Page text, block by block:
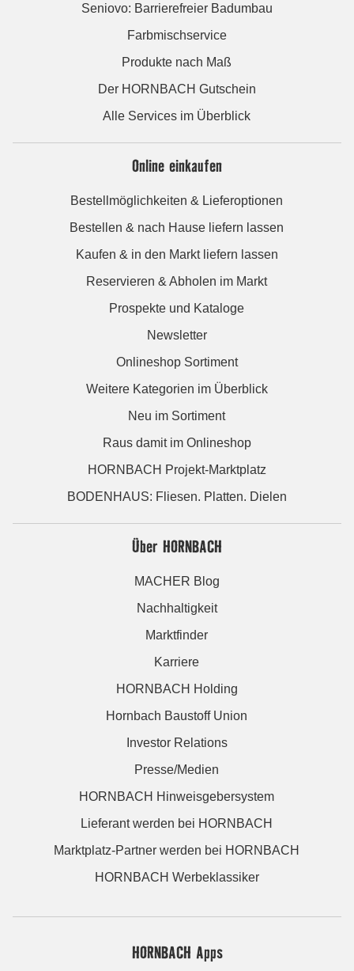
Seniovo: Barrierefreier Badumbau
Farbmischservice
Produkte nach Maß
Der HORNBACH Gutschein
Alle Services im Überblick
Online einkaufen
Bestellmöglichkeiten & Lieferoptionen
Bestellen & nach Hause liefern lassen
Kaufen & in den Markt liefern lassen
Reservieren & Abholen im Markt
Prospekte und Kataloge
Newsletter
Onlineshop Sortiment
Weitere Kategorien im Überblick
Neu im Sortiment
Raus damit im Onlineshop
HORNBACH Projekt-Marktplatz
BODENHAUS: Fliesen. Platten. Dielen
Über HORNBACH
MACHER Blog
Nachhaltigkeit
Marktfinder
Karriere
HORNBACH Holding
Hornbach Baustoff Union
Investor Relations
Presse/Medien
HORNBACH Hinweisgebersystem
Lieferant werden bei HORNBACH
Marktplatz-Partner werden bei HORNBACH
HORNBACH Werbeklassiker
HORNBACH Apps